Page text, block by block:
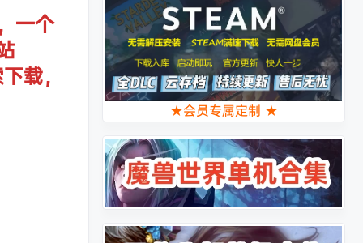
一个
载，
★会员专属定制 ★